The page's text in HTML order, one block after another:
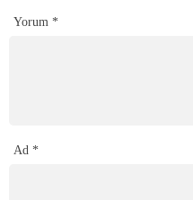
Yorum *
Ad *